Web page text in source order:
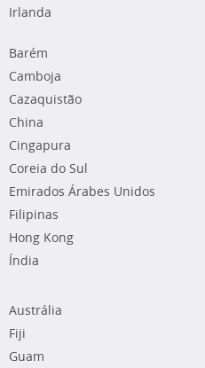
Irlanda
Barém
Camboja
Cazaquistão
China
Cingapura
Coreia do Sul
Emirados Árabes Unidos
Filipinas
Hong Kong
Índia
Austrália
Fiji
Guam